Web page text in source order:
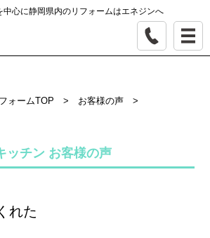
心に静岡県内のリフォームはエネジンへ
ォームTOP > お客様の声 >
ッチン お客様の声
れた